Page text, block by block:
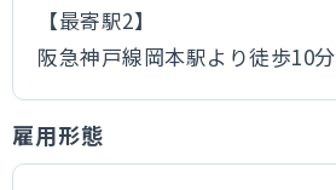
【最寄駅2】
阪急神戸線岡本駅より徒歩10分
雇用形態